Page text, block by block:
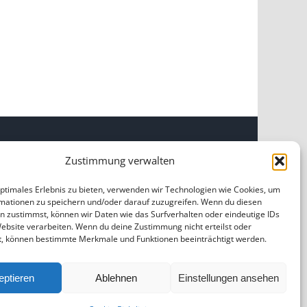
Zustimmung verwalten
Erlebnis zu bieten, verwenden wir Technologien wie Cookies, um
zu speichern und/oder darauf zuzugreifen. Wenn du diesen
zustimmst, können wir Daten wie das Surfverhalten oder eindeutige IDs
verarbeiten. Wenn du deine Zustimmung nicht erteilst oder
können bestimmte Merkmale und Funktionen beeinträchtigt werden.
Ablehnen Einstellungen ansehen
|ÜBER UNS |IMPRESSUM|DATENSCHUTZ |